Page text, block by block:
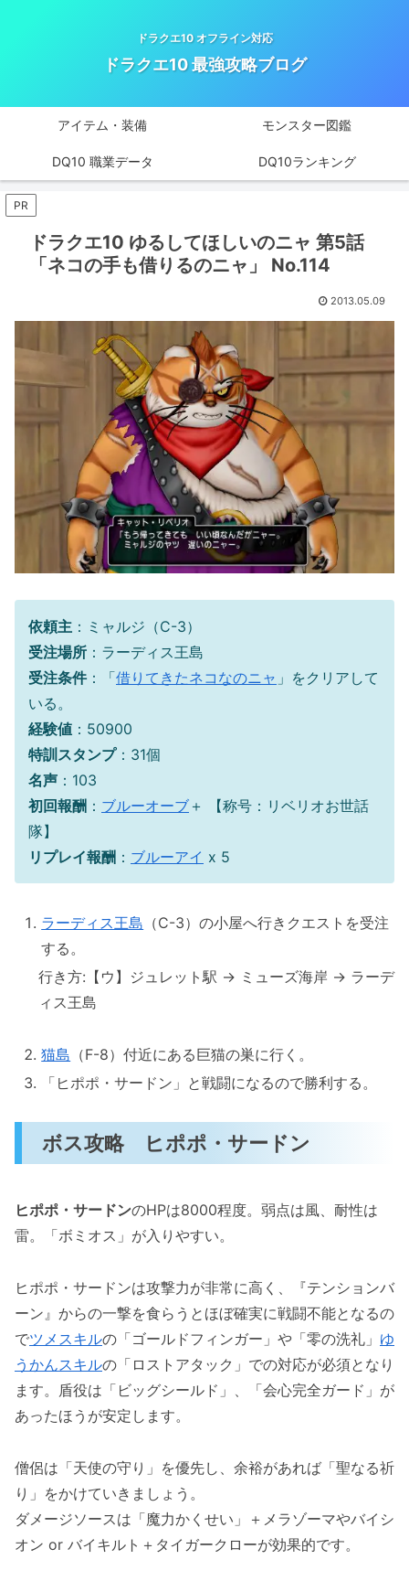
ドラクエ10 オフライン対応
ドラクエ10 最強攻略ブログ
アイテム・装備 モンスター図鑑
DQ10 職業データ DQ10ランキング
PR
ドラクエ10 ゆるしてほしいのニャ 第5話
「ネコの手も借りるのニャ」 No.114
2013.05.09
依頼主 ：ミャルジ（C-3）
受注場所 ：ラーディス王島
受注条件：「借りてきたネコなのニャ 」をクリアして
いる。
経験値 ：50900
特訓スタンプ：31個
名声 ：103
初回報酬 ： ブルーオーブ ＋ 【称号：リベリオお世話
隊】
リプレイ報酬 ： ブルーアイ x 5
ラーディス王島 （C-3）の小屋へ行きクエストを受注
する。
行き方:【ウ】ジュレット駅 → ミューズ海岸 → ラーデ
ィス王島
猫島 （F-8）付近にある巨猫の巣に行く。
「ヒポポ・サードン」と戦闘になるので勝利する。
ボス攻略 ヒポポ・サードン
ヒポポ・サードンのHPは8000程度。弱点は風、耐性は
雷。「ボミオス」が入りやすい。
ヒポポ・サードンは攻撃力が非常に高く、『テンションバ
ーン』からの一撃を食らうとほぼ確実に戦闘不能となるの
でツメスキルの「ゴールドフィンガー」や「零の洗礼」 ゆ
うかんスキルの「ロストアタック」での対応が必須となり
ます。盾役は「ビッグシールド」、「会心完全ガード」が
あったほうが安定します。
僧侶は「天使の守り」を優先し、余裕があれば「聖なる祈
り」をかけていきましょう。
ダメージソースは「魔力かくせい」＋メラゾーマやバイシ
オン or バイキルト＋タイガークローが効果的です。